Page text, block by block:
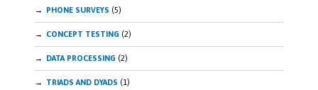
PHONE SURVEYS (5)
CONCEPT TESTING (2)
DATA PROCESSING (2)
TRIADS AND DYADS (1)